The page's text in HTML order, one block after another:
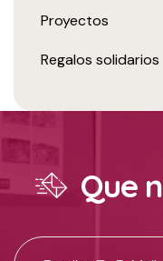
Proyectos
Regalos solidarios
Que